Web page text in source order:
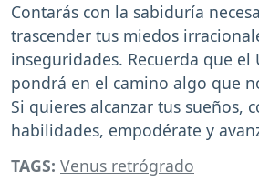
Contarás con la sabiduría
trascender tus miedos
inseguridades. Recuerda que el
pondrá en el camino algo que
Si quieres alcanzar tus sueños,
habilidades, empodérate y
TAGS: Venus retrógrado